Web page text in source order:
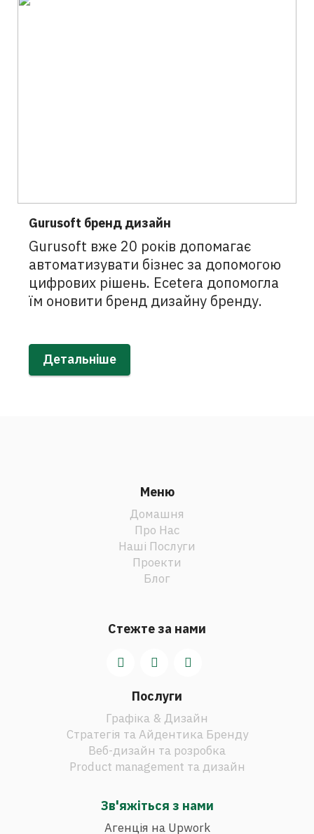
Gurusoft бренд дизайн
Gurusoft вже 20 років допомагає
автоматизувати бізнес за допомогою
цифрових рішень. Ecetera допомогла
їм оновити бренд дизайну бренду.
Детальніше
Меню
Домашня
Про Нас
Наші Послуги
Проекти
Блог
Стежте за нами
Послуги
Графіка & Дизайн
Стратегія та Айдентика Бренду
Веб-дизайн та розробка
Product management та дизайн
Зв'яжіться з нами
Агенція на Upwork